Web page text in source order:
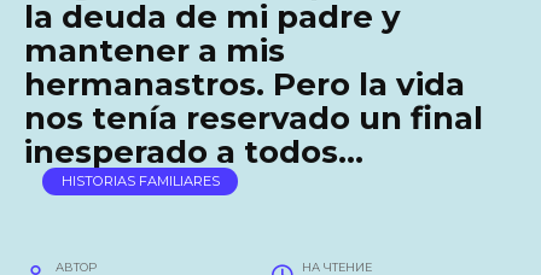
la deuda de mi padre y
mantener a mis
hermanastros. Pero la vida
nos tenía reservado un final
inesperado a todos…
HISTORIAS FAMILIARES
АВТОР НА ЧТЕНИЕ